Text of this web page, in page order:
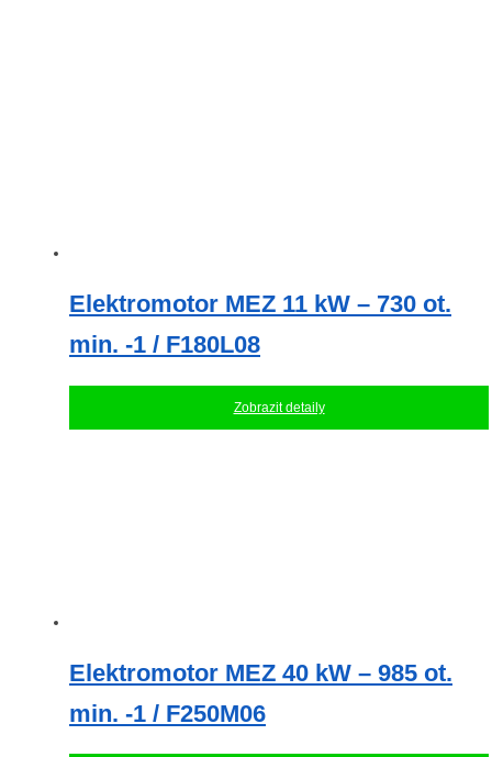
Elektromotor MEZ 11 kW – 730 ot.
min. -1 / F180L08
Zobrazit detaily
Elektromotor MEZ 40 kW – 985 ot.
min. -1 / F250M06